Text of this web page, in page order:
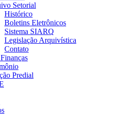
Setorial
Histórico
Boletins Eletrônicos
Sistema SIARQ
Legislação Arquivística
Contato
Predial